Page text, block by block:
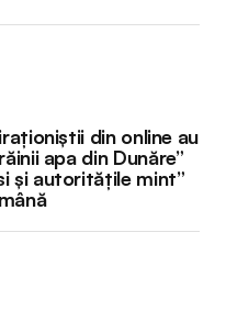
din online au
apa din Dunăre”
și autoritățile mint”